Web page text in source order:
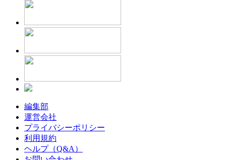
編集部
運営会社
プライバシーポリシー
利用規約
ヘルプ（Q&A）